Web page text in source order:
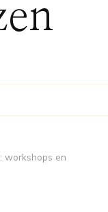
workshops en